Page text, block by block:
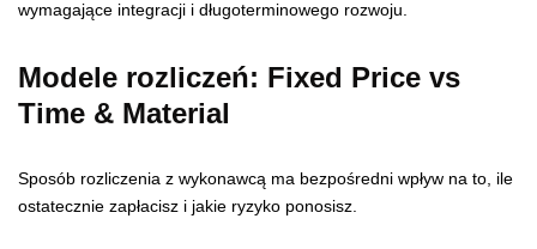
wymagające integracji i długoterminowego rozwoju.
Modele rozliczeń: Fixed Price vs
Time & Material
Sposób rozliczenia z wykonawcą ma bezpośredni wpływ na to, ile
ostatecznie zapłacisz i jakie ryzyko ponosisz.